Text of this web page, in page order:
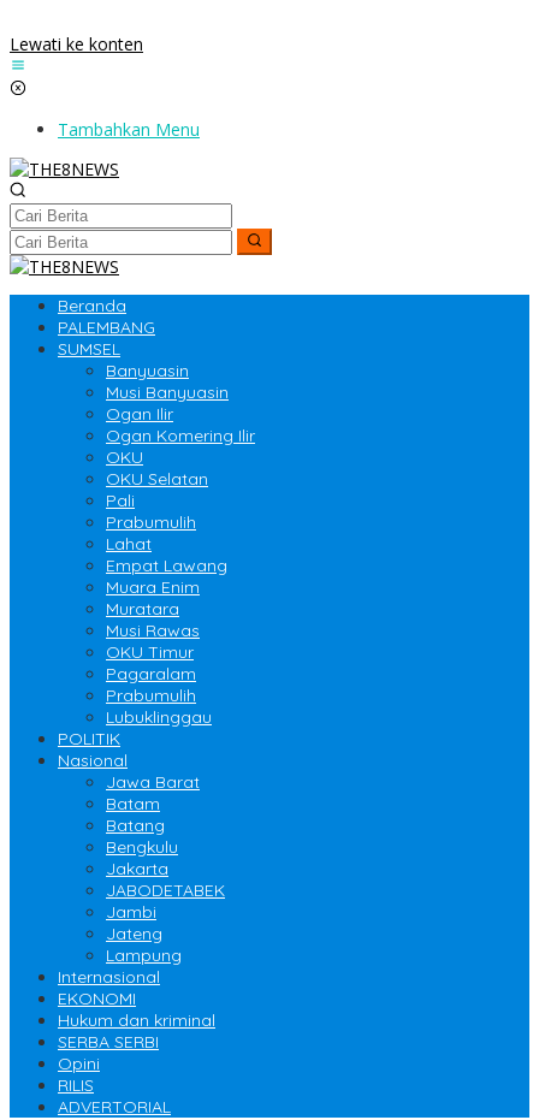
Lewati ke konten
Tambahkan Menu
Beranda
PALEMBANG
SUMSEL
Banyuasin
Musi Banyuasin
Ogan Ilir
Ogan Komering Ilir
OKU
OKU Selatan
Pali
Prabumulih
Lahat
Empat Lawang
Muara Enim
Muratara
Musi Rawas
OKU Timur
Pagaralam
Prabumulih
Lubuklinggau
POLITIK
Nasional
Jawa Barat
Batam
Batang
Bengkulu
Jakarta
JABODETABEK
Jambi
Jateng
Lampung
Internasional
EKONOMI
Hukum dan kriminal
SERBA SERBI
Opini
RILIS
ADVERTORIAL